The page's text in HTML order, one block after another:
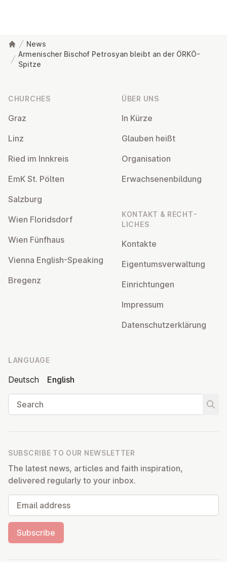
News
Armenischer Bischof Petrosyan bleibt an der ÖRKÖ-
Spitze
CHURCHES
Graz
Linz
Ried im Innkreis
EmK St. Pölten
Salzburg
Wien Flor­idsdorf
Wien Fünfhaus
Vienna English-Speaking
Bregenz
ÜBER UNS
In Kürze
Glauben heißt
Or­gan­isa­tion
Er­wach­sen­en­bildung
KONTAKT & RECHT­
LICHES
Kontakte
Ei­gentums­ver­wal­tung
Ein­rich­tun­gen
Impressum
Datens­chutzerklärung
LANGUAGE
Deutsch
English
Search
SUBSCRIBE TO OUR NEWSLETTER
The latest news, articles and faith inspiration,
delivered regularly to your inbox.
Email address
Subscribe